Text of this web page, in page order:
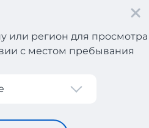
или регион для просмотра
с местом пребывания
с Греции с доставкой в